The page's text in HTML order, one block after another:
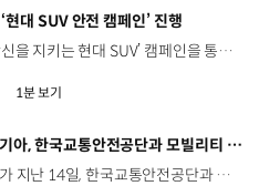
현대 SUV 안전 캠페인’ 진행
현대차가 ‘당신을 지키는 현대 SUV’ 캠페인을 통해 대표 SUV 라인업 싼타페, 투싼, 코나의 향상된 안전 성능 알리기에 나섭니다. ‘2026 싼타페’, ‘2026 투싼’, ‘코나 블랙 익스테리어’ 출시에 맞춘 이번 캠페인은 현대차가 최우선으로 강조하는 안전이란 가치를 전달하기 위한 것인데요. 한문철TV와 함께 ‘현대 SUV가 지켜준 순간’을 주제로 블랙박스 영상 공모전을 열어 안전사양의 필요성을 강조하고, 토스 앱에서는 ‘현대 SUV 안전 주행 게임’, ‘현대 SUV 도로 위 안전 성향 테스트’ 등의 안전 주행 프로모션을 준비해 고객 참여도를 높일 계획입니다.
1분 보기
현대자동차∙기아, 한국교통안전공단과 모빌리티 혁신 업무협약
현대차∙기아가 지난 14일, 한국교통안전공단과 공공 데이터 기반의 모빌리티 혁신을 위한 업무협약식을 진행했습니다. 이번 협약은 첨단 모빌리티 기술과 데이터를 활용해, 인구 소멸 지역의 지속가능성을 높이기 위한 건데요. 현대차·기아가 수요응답 교통 솔루션 ‘셔클’을 운영하며 얻은 사업 노하우와 데이터에, 한국교통안전공단의 공공 교통 사업 관리 시스템 등이 더해져 시너지를 낼 것으로 기대됩니다. 김수영 상무 / 현대차 모빌리티사업실(이번 협약은) 공공데이터를 기반으로 미래 모빌리티를 준비하고 이 새로운 혁신에 같이 시너지를 내보자라는 데 취지가 있습니다. 미래 모빌리티 변화의 새로운 표준을 우리가 만들 수 있지 않을까 하는 기대가 있습니다. 민승기 본부장 / 한국교통안전공단기관이 갖고 있는 노하우와 장점을 합해서 구체적인 성과가 나올 수 있도록 저희도 열심히 노력하겠습니다. 이번 공공 교통 분야 협력은 지난 3월, 현대차그룹이 Pleos 25에서 발표한 차세대 도시 교통 협의체 ‘NUMA’ 구축 계획의 일환인데요. 양사는 앞으로 인구소멸 지역의 교통 실태를 함께 분석해 지역 맞춤형 정책과 제도를 제안하는 등 지역교통 문제를 해결하고 지속 가능한 모빌리티 체계를 구축하기 위해 협력해 나갈 예정입니다.